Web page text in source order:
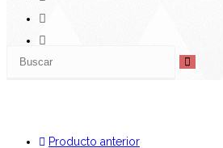
Producto anterior